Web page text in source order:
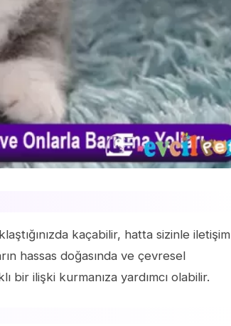
kaçabilir, hatta sizinle iletişim
hassas doğasında ve çevresel
bir ilişki kurmanıza yardımcı olabilir.